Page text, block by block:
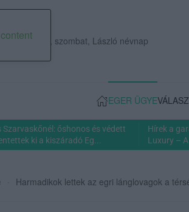
08., szombat, László névnap
EGER ÜGYE
Szarvaskőnél: őshonos és védett
ki a kiszáradó Eg...
Hírek a
Luxury –
Harmadikok lettek az egri lánglovagok a